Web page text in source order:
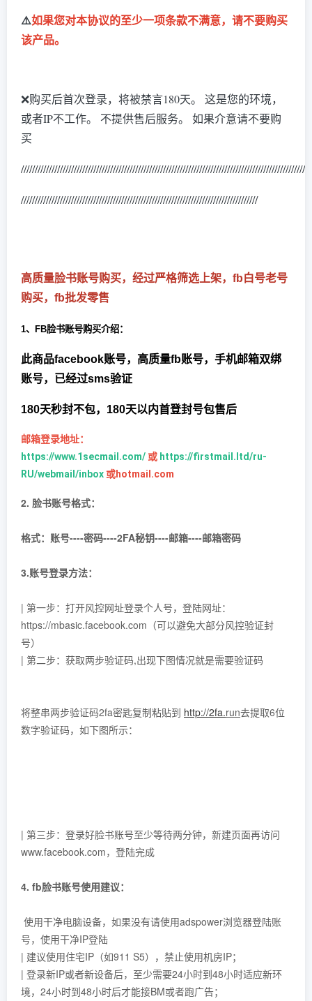
⚠️如果您对本协议的至少一项条款不满意，请不要购买
该产品。
❌购买后首次登录，将被禁言180天。 这是您的环境，
或者IP不工作。 不提供售后服务。 如果介意请不要购
买
////////////////////////////////////////////////////////////////////////////////////////////////////////
/////////////////////////////////////////////////////////////////////////////////////
高质量脸书账号购买，经过严格筛选上架，fb白号老号
购买，fb批发零售
1、 FB脸书账号购买介绍：
此商品facebook账号， 高质量fb账号， 手机邮箱双绑
账号，已经过sms验证
180天秒封不包，180天以内首登封号包售后
邮箱登录地址：
https://www.1secmail.com/ 或 https://firstmail.ltd/ru-
RU/webmail/inbox 或hotmail.com
2. 脸书账号格式：
格式：账号----密码----2FA秘钥----邮箱----邮箱密码
3.账号登录方法：
| 第一步：打开风控网址登录个人号，登陆网址：
https://mbasic.facebook.com（可以避免大部分风控验证封
号）
| 第二步：获取两步验证码,出现下图情况就是需要验证码
将整串两步验证码2fa密匙复制粘贴到 http://2fa.run去提取6位
数字验证码，如下图所示：
| 第三步：登录好脸书账号至少等待两分钟，新建页面再访问
www.facebook.com，登陆完成
4. fb脸书账号使用建议：
使用干净电脑设备，如果没有请使用adspower浏览器登陆账
号，使用干净IP登陆
| 建议使用住宅IP（如911 S5），禁止使用机房IP；
| 登录新IP或者新设备后，至少需要24小时到48小时适应新环
境，24小时到48小时后才能接BM或者跑广告；